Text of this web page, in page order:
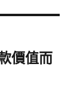
價值而